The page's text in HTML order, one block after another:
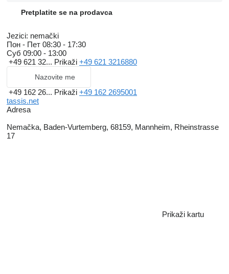
Pretplatite se na prodavca
Jezici: nemački
Пон - Пет 08:30 - 17:30
Суб 09:00 - 13:00
+49 621 32... Prikaži +49 621 3216880
Nazovite me
+49 162 26... Prikaži +49 162 2695001
tassis.net
Adresa
Nemačka, Baden-Vurtemberg, 68159, Mannheim, Rheinstrasse
17
Prikaži kartu